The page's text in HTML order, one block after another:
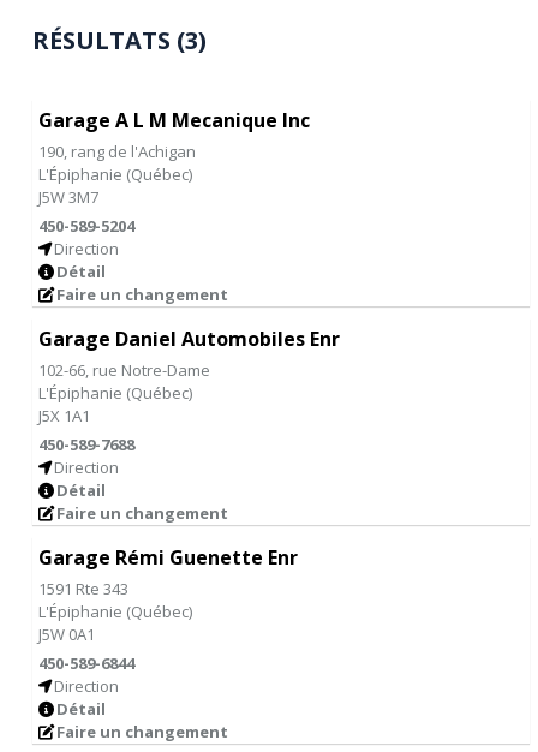
RÉSULTATS (3)
Garage A L M Mecanique Inc
190, rang de l'Achigan
L'Épiphanie (Québec)
J5W 3M7
450-589-5204
Direction
Détail
Faire un changement
Garage Daniel Automobiles Enr
102-66, rue Notre-Dame
L'Épiphanie (Québec)
J5X 1A1
450-589-7688
Direction
Détail
Faire un changement
Garage Rémi Guenette Enr
1591 Rte 343
L'Épiphanie (Québec)
J5W 0A1
450-589-6844
Direction
Détail
Faire un changement